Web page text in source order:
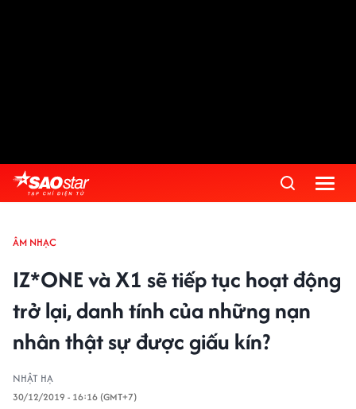
ÂM NHẠC
IZ*ONE và X1 sẽ tiếp tục hoạt động
trở lại, danh tính của những nạn
nhân thật sự được giấu kín?
NHẬT HẠ
30/12/2019 - 16:16 (GMT+7)